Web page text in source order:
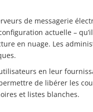
de messagerie
actuelle –
en nuage. Les
en leur
de libérer les
et listes blanches.